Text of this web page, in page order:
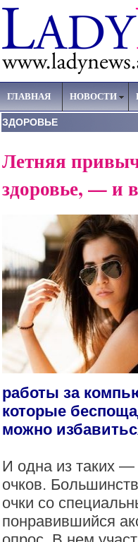
ГЛАВНАЯ НОВОСТИ
ЗДОРОВЬЕ
Летняя
здоровье, — и
работы за
которые
можно
И одна из таких
очков.
очки со
понравившийся